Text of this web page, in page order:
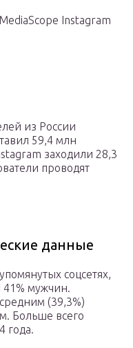
Instagram
из России
59,4 млн
заходили 28,3
проводят
данные
соцсетях,
мужчин.
(39,3%)
Больше всего
года.